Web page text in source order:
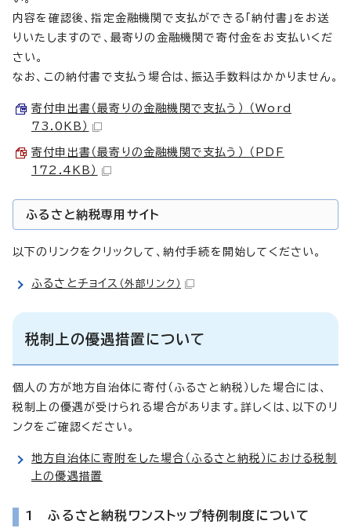
内容を確認後、指定金融機関で支払ができる「納付書」をお送
りいたしますので、最寄りの金融機関で寄付金をお支払いくだ
さい。
なお、この納付書で支払う場合は、振込手数料はかかりません。
寄付申出書（最寄りの金融機関で支払う） （Word
73.0KB）
寄付申出書（最寄りの金融機関で支払う） （PDF
172.4KB）
ふるさと納税専用サイト
以下のリンクをクリックして、納付手続を開始してください。
ふるさとチョイス （外部リンク）
税制上の優遇措置について
個人の方が地方自治体に寄付（ふるさと納税）した場合には、
税制上の優遇が受けられる場合があります。詳しくは、以下のリ
ンクをご確認ください。
地方自治体に寄附をした場合（ふるさと納税）における税制
上の優遇措置
1 ふるさと納税ワンストップ特例制度について